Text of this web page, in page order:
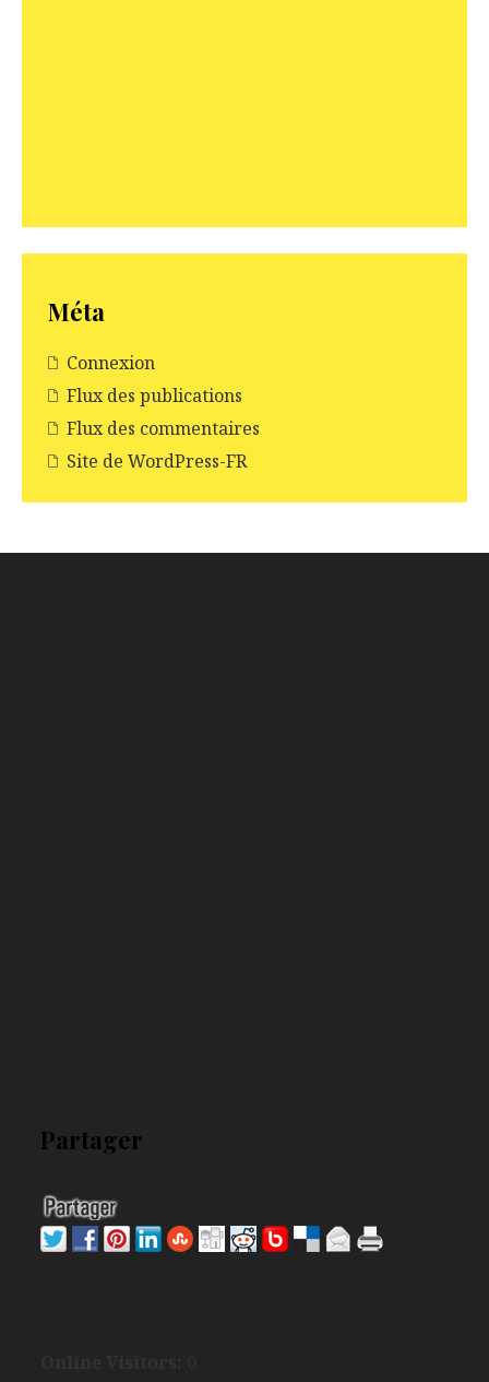
Méta
Connexion
Flux des publications
Flux des commentaires
Site de WordPress-FR
Partager